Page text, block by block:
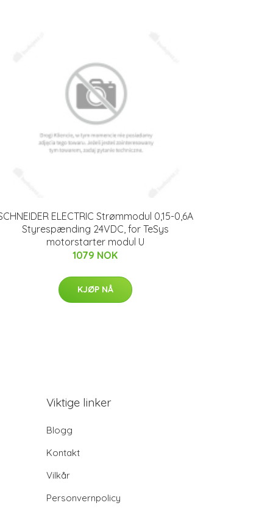
ELECTRIC Strømmodul 0,15-0,6A
Styrespænding 24VDC, for TeSys
motorstarter modul U
1079 NOK
KJØP NÅ
Viktige linker
Blogg
Kontakt
Vilkår
Personvernpolicy